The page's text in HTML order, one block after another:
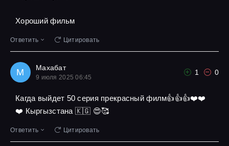
Хороший фильм
Ответить Цитировать
М Махабат
9 июля 2025 06:45
1 0
Кагда выйдет 50 серия прекрасный филм👍👍👍❤️❤️
❤️ Кыргызстана 🇰🇬 😍🥰
Ответить Цитировать